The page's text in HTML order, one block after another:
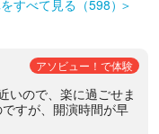
すべて見る（598）
アソビュー！で体験
いので、楽に過ごせま
すが、開演時間が早